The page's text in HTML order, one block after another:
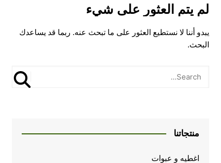
لم يتم العثور على شيء
يبدو أننا لا نستطيع العثور على ما تبحث عنه. ربما قد يساعدك
البحث.
منتجاتنا
اغطيه و عبوات